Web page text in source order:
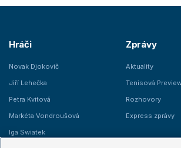
Hráči
Novak Djokovič
Jiří Lehečka
Petra Kvitová
Markéta Vondroušová
Iga Swiatek
Zprávy
Aktuality
Tenisová
Rozhovory
Express zprávy